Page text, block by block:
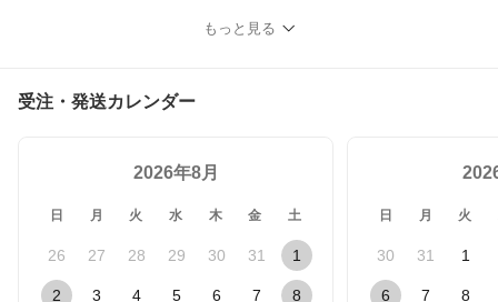
もっと見る
受注・発送カレンダー
2026年8月
日 月 火 水 木 金 土
26 27 28 29 30 31 1
2 3 4 5 6 7 8
日 月 火
30 31 1
6 7 8